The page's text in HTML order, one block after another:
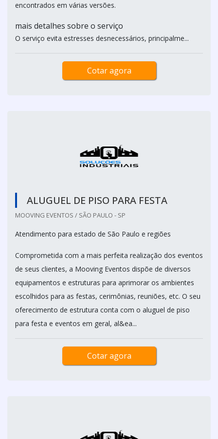
encontrados em várias versões.
mais detalhes sobre o serviço
O serviço evita estresses desnecessários, principalme...
Cotar agora
ALUGUEL DE PISO PARA FESTA
MOOVING EVENTOS / SÃO PAULO - SP
Atendimento para estado de São Paulo e regiões
Comprometida com a mais perfeita realização dos eventos
de seus clientes, a Mooving Eventos dispõe de diversos
equipamentos e estruturas para aprimorar os ambientes
escolhidos para as festas, cerimônias, reuniões, etc. O seu
oferecimento de estrutura conta com o aluguel de piso
para festa e eventos em geral, al&ea...
Cotar agora